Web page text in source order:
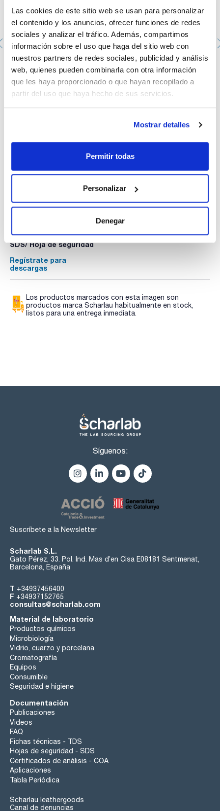
Las cookies de este sitio web se usan para personalizar
el contenido y los anuncios, ofrecer funciones de redes
sociales y analizar el tráfico. Además, compartimos
información sobre el uso que haga del sitio web con
nuestros partners de redes sociales, publicidad y análisis
web, quienes pueden combinarla con otra información
que les haya proporcionado o que hayan recopilado a
partir del uso que haya hecho de sus servicios.
Mostrar detalles
Permitir todas
Personalizar
Denegar
Placa Petri aséptica de 90mm. SCHARLAU. con 3
vientos. Color transparente. 20u. X 24 bolsas.
PPD-90143A
Envase: x 480 u.
Mi precio
Comprar
Documentación técnica
descargas
descargas
SDS/ Hoja de seguridad
Regístrate para
descargas
Los productos marcados con esta imagen son
productos marca Scharlau habitualmente en stock,
listos para una entrega inmediata.
Síguenos:
Suscríbete a la Newsletter
Scharlab S.L.
Gato Pérez, 33. Pol. Ind. Mas d’en Cisa E08181 Sentmenat,
Barcelona, España
T +34937456400
F +34937152765
consultas@scharlab.com
Material de laboratorio
Productos químicos
Microbiología
Vidrio, cuarzo y porcelana
Cromatografía
Equipos
Consumible
Seguridad e higiene
Documentación
Publicaciones
Videos
FAQ
Fichas técnicas - TDS
Hojas de seguridad - SDS
Certificados de análisis - COA
Aplicaciones
Tabla Periódica
Scharlau leathergoods
Canal de denuncias